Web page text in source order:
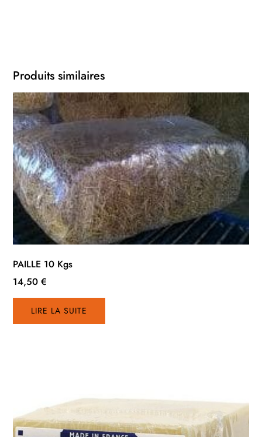
Produits similaires
PAILLE 10 Kgs
14,50€
LIRE LA SUITE